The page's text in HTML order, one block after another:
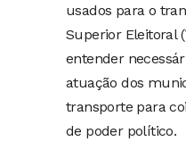
usados para o
Superior Eleitoral
entender
atuação dos
transporte para
de poder político.